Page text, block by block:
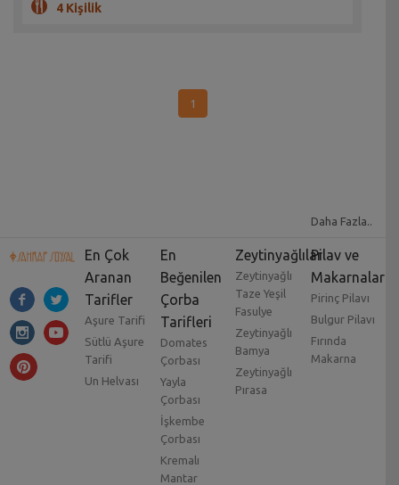
4 Kişilik
1
Daha Fazla..
En Çok
Aranan
Tarifler
Aşure Tarifi
Sütlü Aşure
Tarifi
Un Helvası
En
Beğenilen
Çorba
Tarifleri
Domates
Çorbası
Yayla
Çorbası
İşkembe
Çorbası
Kremalı
Mantar
Zeytinyağlılar
Zeytinyağlı
Taze Yeşil
Fasulye
Zeytinyağlı
Bamya
Zeytinyağlı
Pırasa
Pilav ve
Makarnalar
Pirinç Pilavı
Bulgur Pilavı
Fırında
Makarna